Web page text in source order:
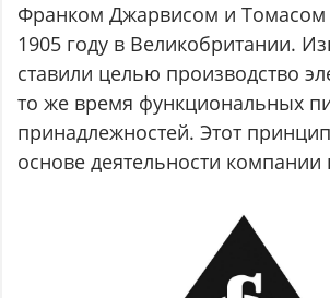
Франком Джарвисом и Томасом
1905 году в Великобритании.
ставили целью производство
то же время функциональных
принадлежностей. Этот
основе деятельности компании